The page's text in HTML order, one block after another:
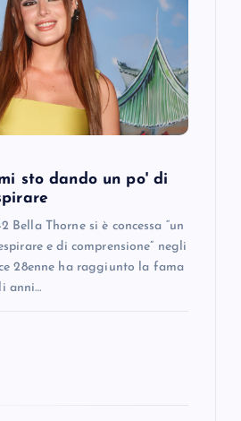
sto dando un po' di
Bella Thorne si è concessa “un
e di comprensione” negli
28enne ha raggiunto la fama
anni…